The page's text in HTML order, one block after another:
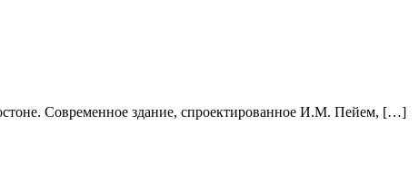
Современное здание, спроектированное И.М. Пейем, […]